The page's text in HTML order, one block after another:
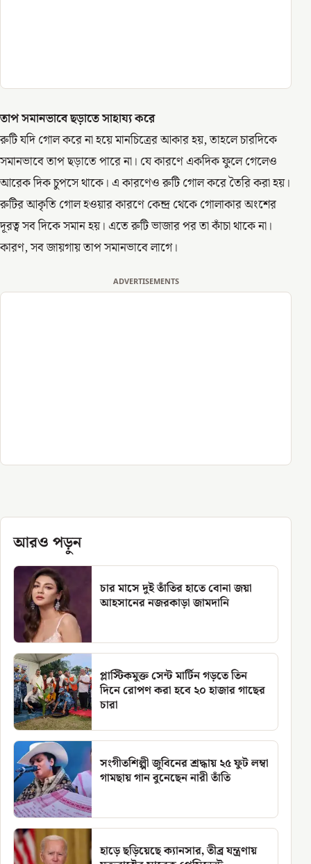
তাপ সমানভাবে ছড়াতে সাহায্য করে
রুটি যদি গোল করে না হয়ে মানচিত্রের আকার হয়, তাহলে চারদিকে
সমানভাবে তাপ ছড়াতে পারে না। যে কারণে একদিক ফুলে গেলেও
আরেক দিক চুপসে থাকে। এ কারণেও রুটি গোল করে তৈরি করা হয়।
রুটির আকৃতি গোল হওয়ার কারণে কেন্দ্র থেকে গোলাকার অংশের
দূরত্ব সব দিকে সমান হয়। এতে রুটি ভাজার পর তা কাঁচা থাকে না।
কারণ, সব জায়গায় তাপ সমানভাবে লাগে।
ADVERTISEMENTS
আরও পড়ুন
চার মাসে দুই তাঁতির হাতে বোনা জয়া
আহসানের নজরকাড়া জামদানি
প্লাস্টিকমুক্ত সেন্ট মার্টিন গড়তে তিন
দিনে রোপণ করা হবে ২০ হাজার গাছের
চারা
সংগীতশিল্পী জুবিনের শ্রদ্ধায় ২৫ ফুট লম্বা
গামছায় গান বুনেছেন নারী তাঁতি
হাড়ে ছড়িয়েছে ক্যানসার, তীব্র যন্ত্রণায়